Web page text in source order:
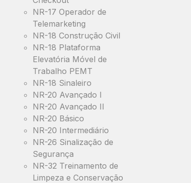
NR-17 Operador de
Telemarketing
NR-18 Construção Civil
NR-18 Plataforma
Elevatória Móvel de
Trabalho PEMT
NR-18 Sinaleiro
NR-20 Avançado I
NR-20 Avançado II
NR-20 Básico
NR-20 Intermediário
NR-26 Sinalização de
Segurança
NR-32 Treinamento de
Limpeza e Conservação